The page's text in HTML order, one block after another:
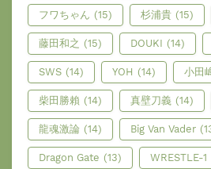
フワちゃん (15) 杉浦貴 (15)
藤田和之 (15) DOUKI (14)
SWS (14) YOH (14) 小田
柴田勝賴 (14) 真壁刀義 (14)
龍魂激論 (14) Big Van Vader
Dragon Gate (13) WRESTLE-1